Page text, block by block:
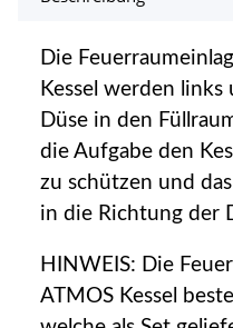
Die
Kessel werden
Düse in den
die Aufgabe den
zu schützen und
in die Richtung der
HINWEIS: Die
ATMOS Kessel